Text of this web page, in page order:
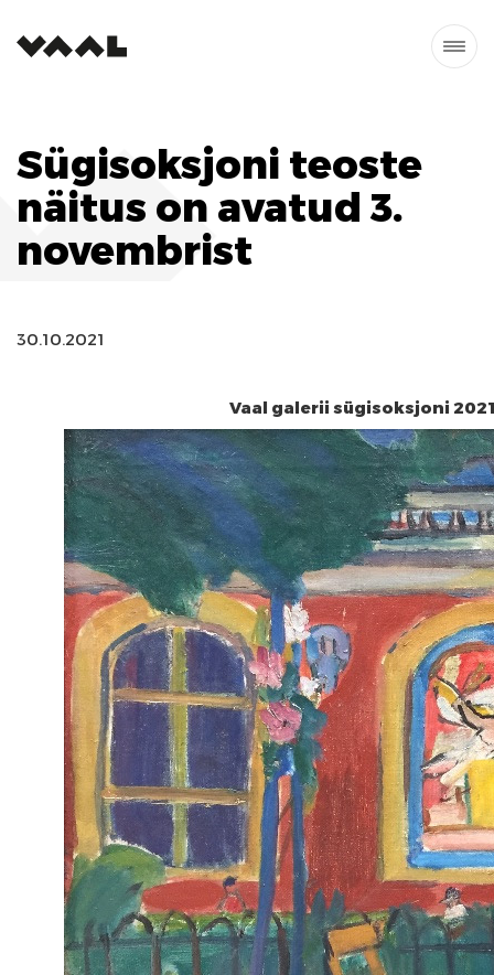
Sügisoksjoni teoste
näitus on avatud 3.
novembrist
30.10.2021
Vaal galerii sügisoksjoni